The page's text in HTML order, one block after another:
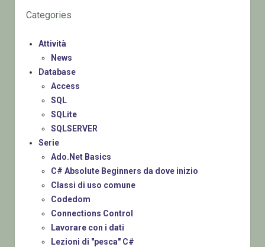
Categories
Attività
News
Database
Access
SQL
SQLite
SQLSERVER
Serie
Ado.Net Basics
C# Absolute Beginners da dove inizio
Classi di uso comune
Codedom
Connections Control
Lavorare con i dati
Lezioni di "pesca" C#